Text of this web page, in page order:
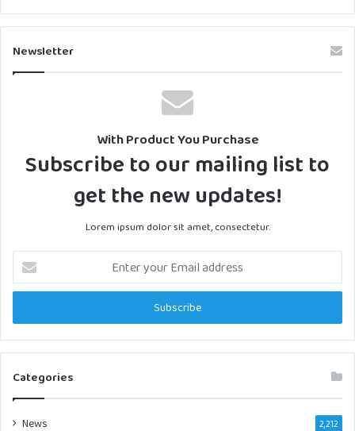
Newsletter
With Product You Purchase
Subscribe to our mailing list to
get the new updates!
Lorem ipsum dolor sit amet, consectetur.
your
Email
Categories
News 2,212